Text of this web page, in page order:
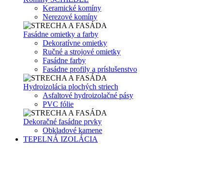
Keramické komíny
Nerezové komíny
Fasádne omietky a farby
Dekoratívne omietky
Ručné a strojové omietky
Fasádne farby
Fasádne profily a príslušenstvo
Hydroizolácia plochých striech
Asfaltové hydroizolačné pásy
PVC fólie
Dekoračné fasádne prvky
Obkladové kamene
TEPELNÁ IZOLÁCIA